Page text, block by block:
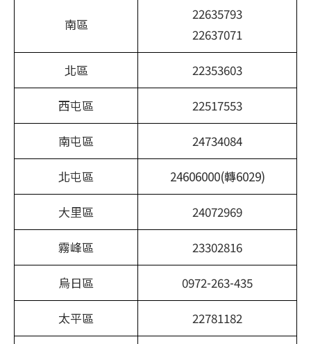
南區
22635793
22637071
北區 22353603
西屯區 22517553
南屯區 24734084
北屯區 24606000(轉6029)
大里區 24072969
霧峰區 23302816
烏日區 0972-263-435
太平區 22781182